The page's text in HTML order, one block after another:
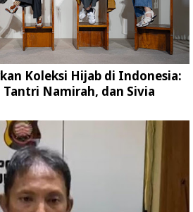
Koleksi Hijab di Indonesia:
Namirah, dan Sivia